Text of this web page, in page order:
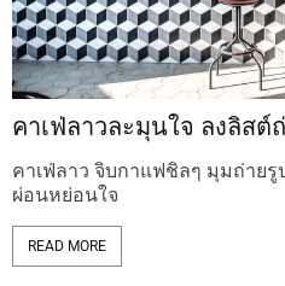
คาเฟ่ลาวละมุนใจ ลงลิสต์
คาเฟ่ลาว จิบกาแฟชิลๆ มุมถ่าย
ผ่อนหย่อนใจ
READ MORE